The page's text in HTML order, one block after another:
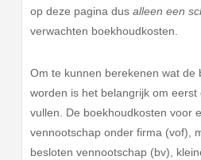
op deze pagina dusalleen een
verwachten boekhoudkosten.
Om te kunnen berekenen wat de
worden is het belangrijk om
vullen. De boekhoudkosten voor
vennootschap onder firma (vof),
besloten vennootschap (bv),